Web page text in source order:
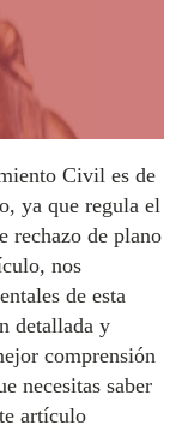
Civil es de
ya que regula el
rechazo de plano
nos
de esta
detallada y
comprensión
necesitas saber
artículo